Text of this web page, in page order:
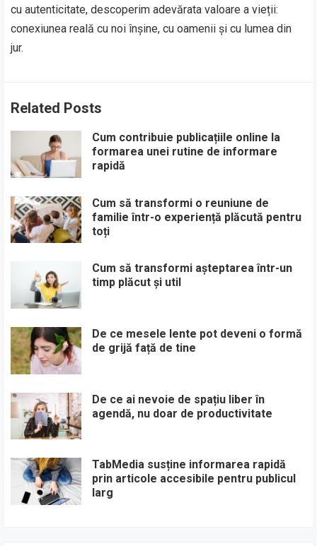
cu autenticitate, descoperim adevărata valoare a vieții:
conexiunea reală cu noi înșine, cu oamenii și cu lumea din
jur.
Related Posts
Cum contribuie publicațiile online la
formarea unei rutine de informare
rapidă
Cum să transformi o reuniune de
familie într-o experiență plăcută pentru
toți
Cum să transformi așteptarea într-un
timp plăcut și util
De ce mesele lente pot deveni o formă
de grijă față de tine
De ce ai nevoie de spațiu liber în
agendă, nu doar de productivitate
TabMedia susține informarea rapidă
prin articole accesibile pentru publicul
larg